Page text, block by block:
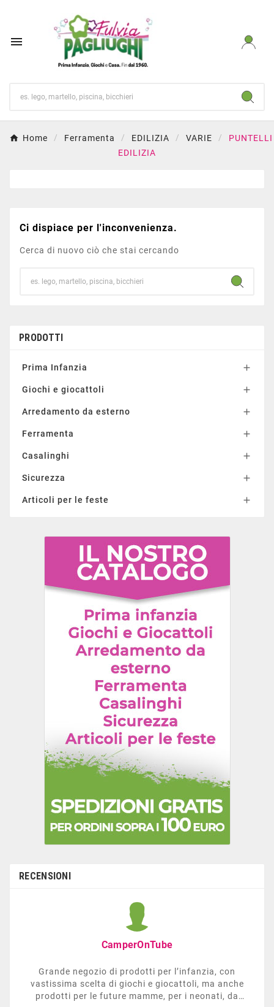

Home Ferramenta EDILIZIA VARIE
PUNTELLI
EDILIZIA
Ci dispiace per l'inconvenienza.
Cerca di nuovo ciò che stai cercando
PRODOTTI
Prima Infanzia 
Giochi e giocattoli 
Arredamento da esterno 
Ferramenta 
Casalinghi 
Sicurezza 
Articoli per le feste 
RECENSIONI
CamperOnTube
Grande negozio di prodotti per l’infanzia, con
vastissima scelta di giochi e giocattoli, ma anche
prodotti per le future mamme, per i neonati, da